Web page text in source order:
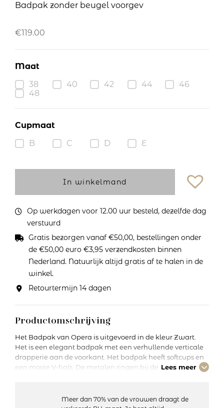
Badpak zonder beugel voorgev
€119.00
Maat
38
40 42 44
46
48
Cupmaat
B
C D E
In winkelmand
Op werkdagen voor 12.00 uur besteld, dezelfde dag
verstuurd
Gratis bezorgen vanaf €50,00, bestellingen onder
de €50,00 euro €3,95 verzendkosten binnen
Nederland. Natuurlijk altijd gratis af te halen in de
winkel.
Retourtermijn 14 dagen
Productomschrijving
Het Badpak van Opera is uitgevoerd in de kleur Zwart.
Het is een elegant badpak met een verhullende verticale
drapperie aan de voorkant. Het badpak heeft softcups en
een mooie V-hals. De metalen ringen bij de Lees meer
Meer dan 70% van de vrouwen draagt de